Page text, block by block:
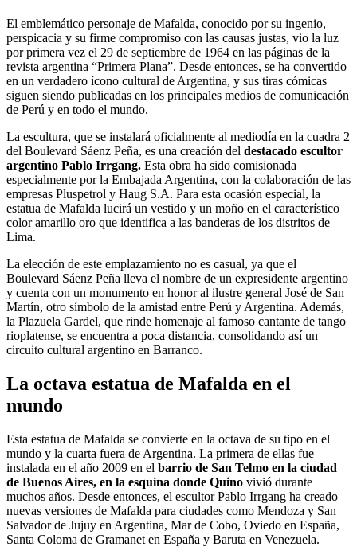
El emblemático personaje de Mafalda, conocido por su ingenio,
perspicacia y su firme compromiso con las causas justas, vio la luz
por primera vez el 29 de septiembre de 1964 en las páginas de la
revista argentina “Primera Plana”. Desde entonces, se ha convertido
en un verdadero ícono cultural de Argentina, y sus tiras cómicas
siguen siendo publicadas en los principales medios de comunicación
de Perú y en todo el mundo.
La escultura, que se instalará oficialmente al mediodía en la cuadra 2
del Boulevard Sáenz Peña, es una creación del destacado escultor
argentino Pablo Irrgang. Esta obra ha sido comisionada
especialmente por la Embajada Argentina, con la colaboración de las
empresas Pluspetrol y Haug S.A. Para esta ocasión especial, la
estatua de Mafalda lucirá un vestido y un moño en el característico
color amarillo oro que identifica a las banderas de los distritos de
Lima.
La elección de este emplazamiento no es casual, ya que el
Boulevard Sáenz Peña lleva el nombre de un expresidente argentino
y cuenta con un monumento en honor al ilustre general José de San
Martín, otro símbolo de la amistad entre Perú y Argentina. Además,
la Plazuela Gardel, que rinde homenaje al famoso cantante de tango
rioplatense, se encuentra a poca distancia, consolidando así un
circuito cultural argentino en Barranco.
La octava estatua de Mafalda en el
mundo
Esta estatua de Mafalda se convierte en la octava de su tipo en el
mundo y la cuarta fuera de Argentina. La primera de ellas fue
instalada en el año 2009 en el barrio de San Telmo en la ciudad
de Buenos Aires, en la esquina donde Quino vivió durante
muchos años. Desde entonces, el escultor Pablo Irrgang ha creado
nuevas versiones de Mafalda para ciudades como Mendoza y San
Salvador de Jujuy en Argentina, Mar de Cobo, Oviedo en España,
Santa Coloma de Gramanet en España y Baruta en Venezuela.